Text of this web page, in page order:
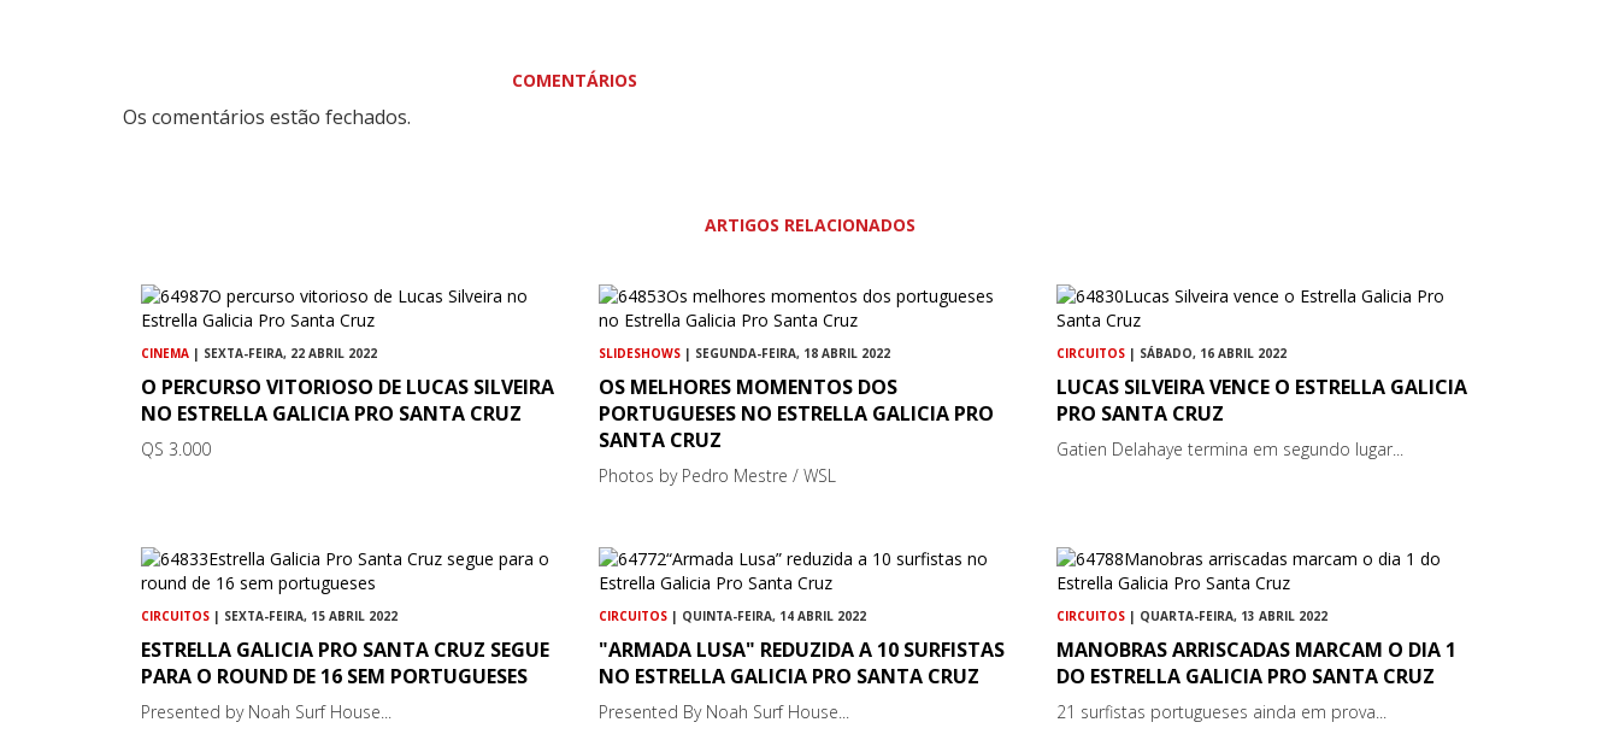
COMENTÁRIOS
Os comentários estão fechados.
ARTIGOS RELACIONADOS
CINEMA | SEXTA-FEIRA, 22 ABRIL 2022
O PERCURSO VITORIOSO DE LUCAS SILVEIRA
NO ESTRELLA GALICIA PRO SANTA CRUZ
QS 3.000
SLIDESHOWS | SEGUNDA-FEIRA, 18 ABRIL 2022
OS MELHORES MOMENTOS DOS
PORTUGUESES NO ESTRELLA GALICIA PRO
SANTA CRUZ
Photos by Pedro Mestre / WSL
CIRCUITOS | SÁBADO, 16 ABRIL 2022
LUCAS SILVEIRA VENCE O ESTRELLA GALICIA
PRO SANTA CRUZ
Gatien Delahaye termina em segundo lugar...
CIRCUITOS | SEXTA-FEIRA, 15 ABRIL 2022
ESTRELLA GALICIA PRO SANTA CRUZ SEGUE
PARA O ROUND DE 16 SEM PORTUGUESES
Presented by Noah Surf House...
CIRCUITOS | QUINTA-FEIRA, 14 ABRIL 2022
"ARMADA LUSA" REDUZIDA A 10 SURFISTAS
NO ESTRELLA GALICIA PRO SANTA CRUZ
Presented By Noah Surf House...
CIRCUITOS | QUARTA-FEIRA, 13 ABRIL 2022
MANOBRAS ARRISCADAS MARCAM O DIA 1
DO ESTRELLA GALICIA PRO SANTA CRUZ
21 surfistas portugueses ainda em prova...